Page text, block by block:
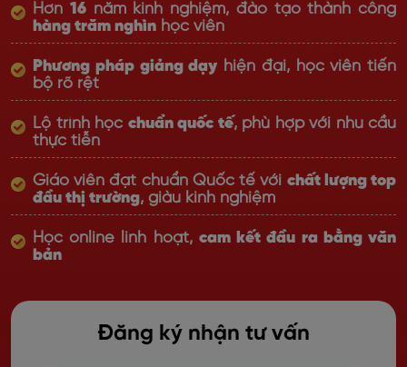
Hơn 16năm kinh nghiệm, đào tạo thành công
hàng trăm nghìn học viên
Phương pháp giảng dạy hiện đại, học viên tiến
bộ rõ rệt
Lộ trình học chuẩn quốc tế, phù hợp với nhu cầu
thực tiễn
Giáo viên đạt chuẩn Quốc tế với chất lượng top
đầu thị trường, giàu kinh nghiệm
Học online linh hoạt, cam kết đầu ra bằng văn
bản
Đăng ký nhận tư vấn